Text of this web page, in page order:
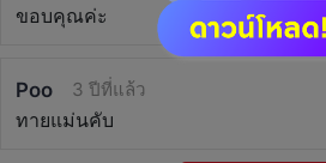
ขอบคุณค่ะ
Poo 3 ปีที่แล้ว
ทายแม่นคับ